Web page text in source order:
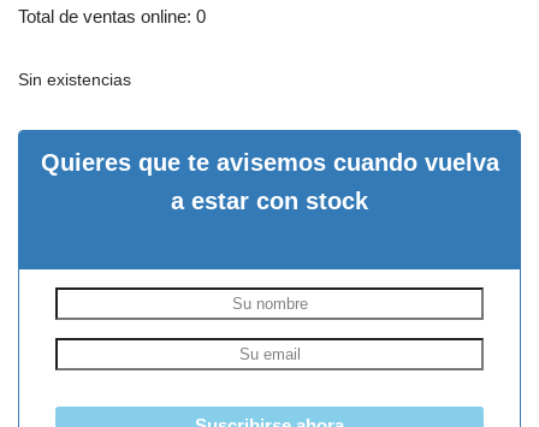
Total de ventas online: 0
Sin existencias
Quieres que te avisemos cuando vuelva
a estar con stock